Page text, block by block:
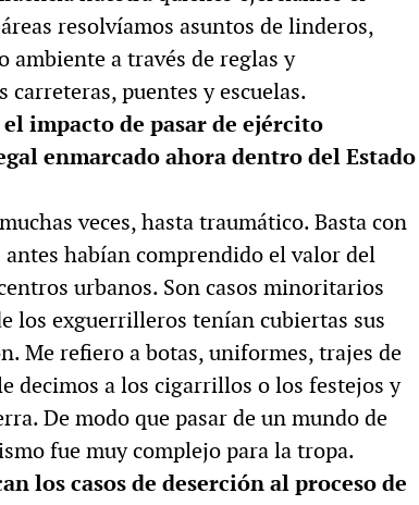
resolvíamos asuntos de linderos,
ambiente a través de reglas y
puentes y escuelas.
impacto de pasar de ejército
enmarcado ahora dentro del Estado
veces, hasta traumático. Basta con
habían comprendido el valor del
urbanos. Son casos minoritarios
los exguerrilleros tenían cubiertas sus
Me refiero a botas, uniformes, trajes de
decimos a los cigarrillos o los festejos y
De modo que pasar de un mundo de
fue muy complejo para la tropa.
los casos de deserción al proceso de